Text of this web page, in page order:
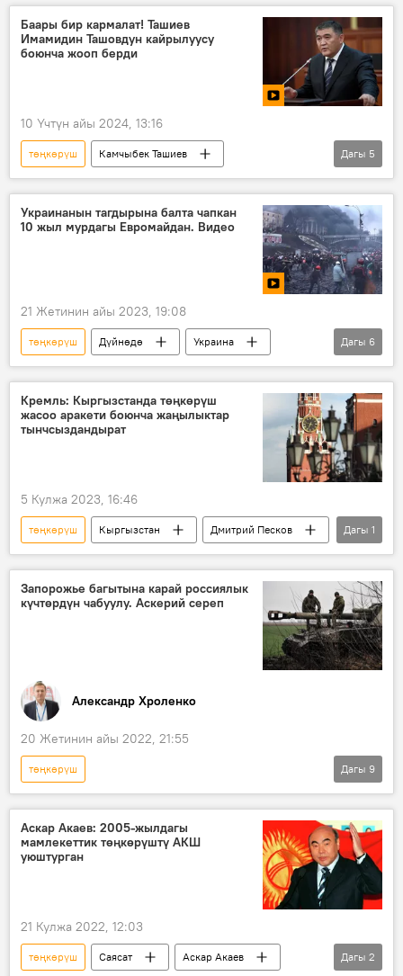
Баары бир кармалат! Ташиев
Имамидин Ташовдун кайрылуусу
боюнча жооп берди
10 Үчтүн айы 2024, 13:16
төңкөрүш
Камчыбек Ташиев
Имамидин Ташов
издөө
видеокайрылуу
Видео
Дагы 5
Украинанын тагдырына балта чапкан
10 жыл мурдагы Евромайдан. Видео
21 Жетинин айы 2023, 19:08
төңкөрүш Дүйнөдө
Украина
снайпер
АКШ
Европа
лагерь
чатыр Видео
Дагы 6
Кремль: Кыргызстанда төңкөрүш
жасоо аракети боюнча жаңылыктар
тынчсыздандырат
5 Кулжа 2023, 16:46
төңкөрүш Кыргызстан
Дмитрий Песков
тынчсыздануу
Дагы 1
Запорожье багытына карай россиялык
күчтөрдүн чабуулу. Аскерий сереп
Александр Хроленко
20 Жетинин айы 2022, 21:55
төңкөрүш
Россиянын Донбассты коргоо боюнча атайын операциясы
Дүйнөдө
Россия
Запорожье облусу
атайын операция
Дагы 9
Аскар Акаев: 2005-жылдагы
мамлекеттик төңкөрүштү АКШ
уюштурган
21 Кулжа 2022, 12:03
төңкөрүш Саясат
Аскар Акаев
Дагы 2